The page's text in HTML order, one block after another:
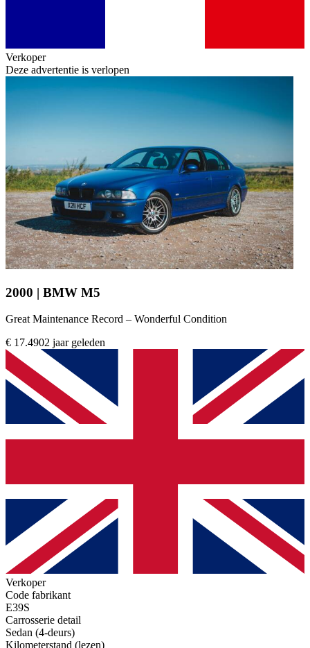
Verkoper
Deze advertentie is verlopen
2000 | BMW M5
Great Maintenance Record – Wonderful Condition
€ 17.4902 jaar geleden
Verkoper
Code fabrikant
E39S
Carrosserie detail
Sedan (4-deurs)
Kilometerstand (lezen)